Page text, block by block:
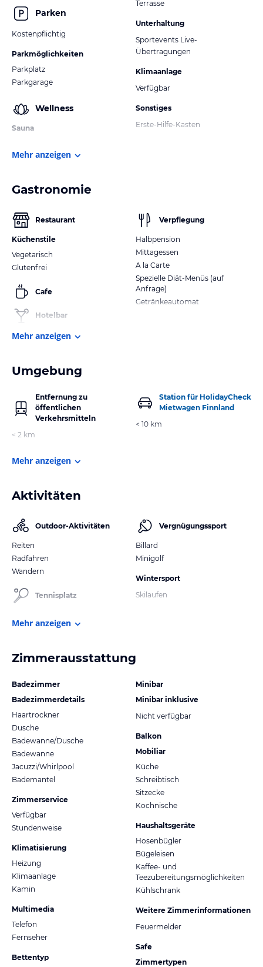
Parken
Kostenpflichtig
Parkmöglichkeiten
Parkplatz
Parkgarage
Wellness
Sauna
Terrasse
Unterhaltung
Sportevents Live-
Übertragungen
Klimaanlage
Verfügbar
Sonstiges
Erste-Hilfe-Kasten
Mehr anzeigen
Gastronomie
Restaurant
Küchenstile
Vegetarisch
Glutenfrei
Cafe
Hotelbar
Verpflegung
Halbpension
Mittagessen
A la Carte
Spezielle Diät-Menüs (auf
Anfrage)
Getränkeautomat
Mehr anzeigen
Umgebung
Entfernung zu
öffentlichen
Verkehrsmitteln
< 2 km
Station für HolidayCheck
Mietwagen Finnland
< 10 km
Mehr anzeigen
Aktivitäten
Outdoor-Aktivitäten
Reiten
Radfahren
Wandern
Tennisplatz
Vergnügungssport
Billard
Minigolf
Wintersport
Skilaufen
Mehr anzeigen
Zimmerausstattung
Badezimmer
Badezimmerdetails
Haartrockner
Dusche
Badewanne/Dusche
Badewanne
Jacuzzi/Whirlpool
Bademantel
Zimmerservice
Verfügbar
Stundenweise
Klimatisierung
Heizung
Klimaanlage
Kamin
Multimedia
Telefon
Fernseher
Bettentyp
Minibar
Minibar inklusive
Nicht verfügbar
Balkon
Mobiliar
Küche
Schreibtisch
Sitzecke
Kochnische
Haushaltsgeräte
Hosenbügler
Bügeleisen
Kaffee- und
Teezubereitungsmöglichkeiten
Kühlschrank
Weitere Zimmerinformationen
Feuermelder
Safe
Zimmertypen